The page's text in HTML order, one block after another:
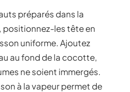
préparés dans la
les tête en
uniforme. Ajoutez
au fond de la cocotte,
ne soient immergés.
à la vapeur permet de